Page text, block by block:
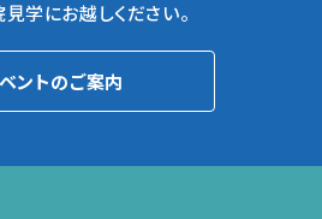
学にお越しください。
ントのご案内